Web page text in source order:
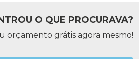
O QUE PROCURAVA?
orçamento grátis agora mesmo!